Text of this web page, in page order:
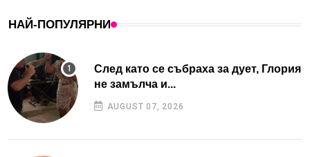
НАЙ-ПОПУЛЯРНИ
След като се събраха за дует, Глория
не замълча и...
AUGUST 07, 2026